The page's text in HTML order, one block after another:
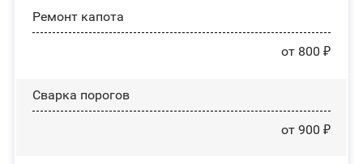
Ремонт капота
от 800 ₽
Сварка порогов
от 900 ₽